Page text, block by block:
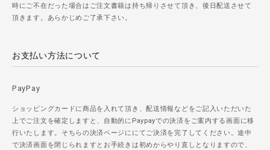
時にご不在だった場合はご注文書籍は持ち帰りさせて頂き、後日配送させて
頂きます。あらかじめご了承下さい。
お支払い方法について
PayPay
ショッピングカードに商品を入れて頂き、配送情報などをご記入いただいた
上でご注文を確定しますと、自動的にPaypayでの決済をご案内する画面に移
行いたします。そちらの決済ページににてご決済を完了してください。途中
で決済画面を閉じられますとお手続きは初めからやり直しとなりますので、